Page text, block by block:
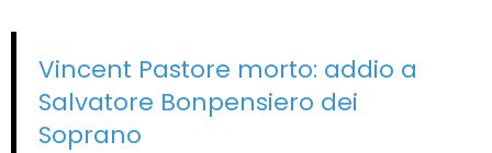
Vincent Pastore morto: addio a
Salvatore Bonpensiero dei
Soprano